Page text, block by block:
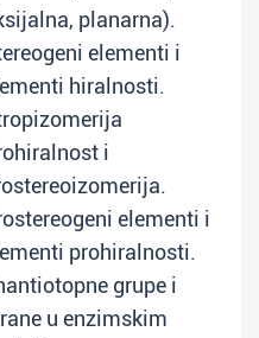
planarna).
elementi i
hiralnosti.
i
elementi i
prohiralnosti.
grupe i
u enzimskim